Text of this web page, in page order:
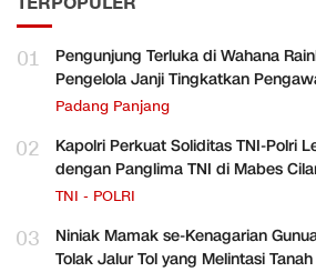
01
Pengunjung Terluka di Wahana
Pengelola Janji Tingkatkan
Padang Panjang
02
Kapolri Perkuat Soliditas TNI-Polri
dengan Panglima TNI di Mabes
TNI - POLRI
03
Niniak Mamak se-Kenagarian
Tolak Jalur Tol yang Melintasi